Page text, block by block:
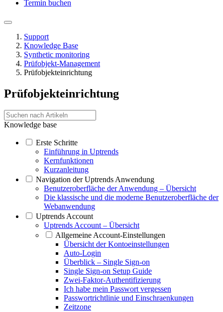
Termin buchen
Support
Knowledge Base
Synthetic monitoring
Prüfobjekt-Management
Prüfobjekteinrichtung
Prüfobjekteinrichtung
Knowledge base
Erste Schritte
Einführung in Uptrends
Kernfunktionen
Kurzanleitung
Navigation der Uptrends Anwendung
Benutzeroberfläche der Anwendung – Übersicht
Die klassische und die moderne Benutzeroberfläche der
Webanwendung
Uptrends Account
Uptrends Account – Übersicht
Allgemeine Account-Einstellungen
Übersicht der Kontoeinstellungen
Auto-Login
Überblick – Single Sign-on
Single Sign-on Setup Guide
Zwei-Faktor-Authentifizierung
Ich habe mein Passwort vergessen
Passwortrichtlinie und Einschraenkungen
Zeitzone